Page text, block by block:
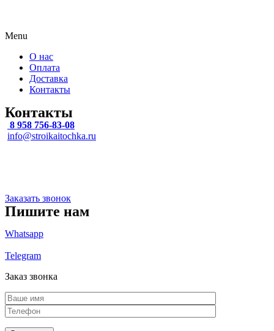
Menu
О нас
Оплата
Доставка
Контакты
Контакты
8 958 756-83-08
info@stroikaitochka.ru
Заказать звонок
Пишите нам
Whatsapp
Telegram
Заказ звонка